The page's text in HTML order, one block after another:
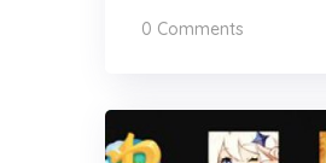
0 Comments